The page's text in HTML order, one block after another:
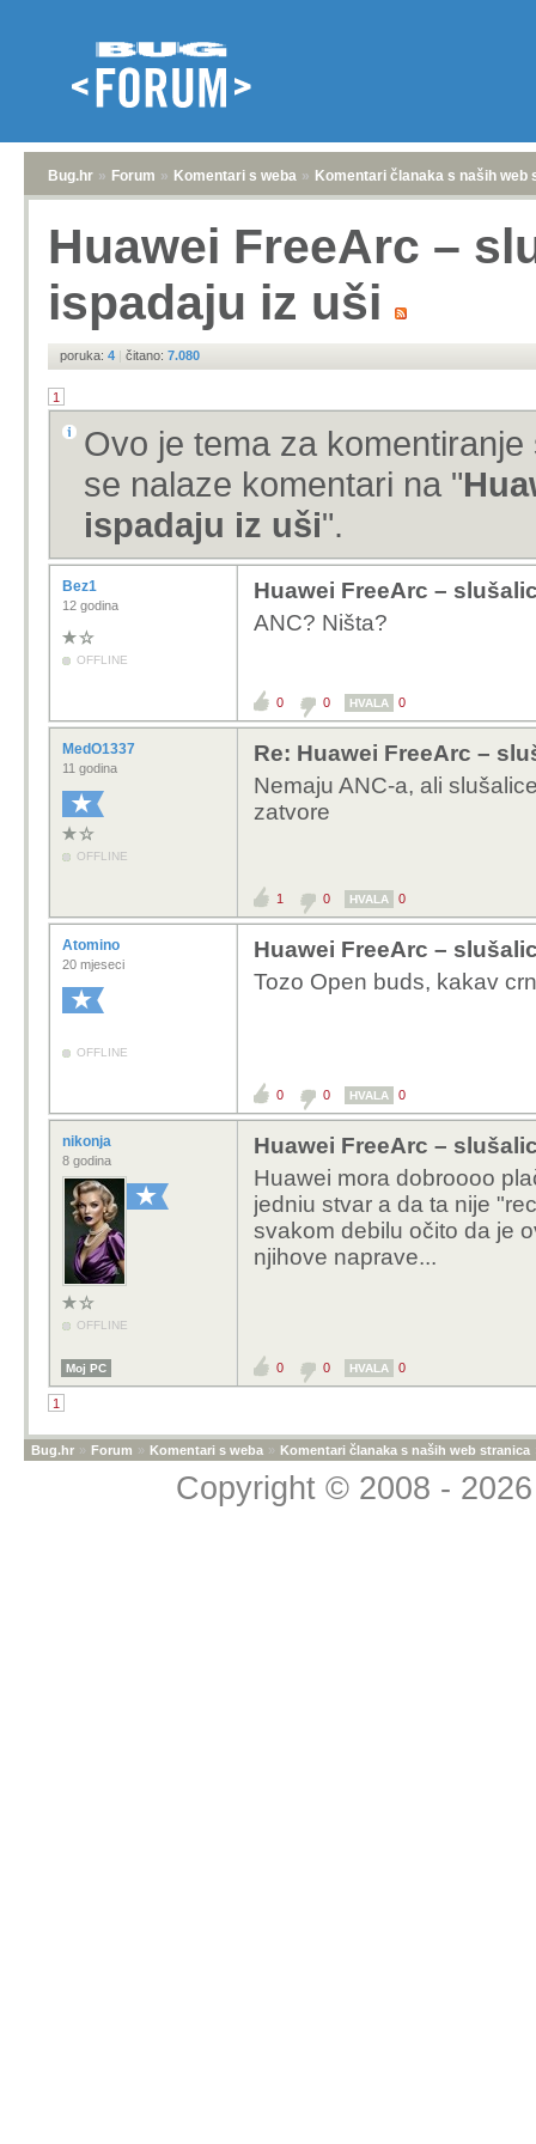
Bug.hr » Forum » Komentari s weba » Komentari članaka s naših web
Huawei FreeArc –
ispadaju iz uši
poruka: 4 | čitano: 7.080
1
Ovo je tema za
se nalaze komentari na "
ispadaju iz uši".
Bez1
12 godina
OFFLINE
Huawei FreeArc –
ANC? Ništa?
0 0 HVALA 0
MedO1337
11 godina
OFFLINE
Re: Huawei FreeArc –
Nemaju ANC-a, ali
zatvore
1 0 HVALA 0
Atomino
20 mjeseci
OFFLINE
Huawei FreeArc –
Tozo Open buds, kakav
0 0 HVALA 0
nikonja
8 godina
OFFLINE
Huawei FreeArc –
Huawei mora dobroooo
jedniu stvar a da ta nije
svakom debilu očito da je
njihove naprave...
Moj PC 0 0 HVALA 0
1
Bug.hr » Forum » Komentari s weba » Komentari članaka s naših web stranica
Copyright © 2008 -